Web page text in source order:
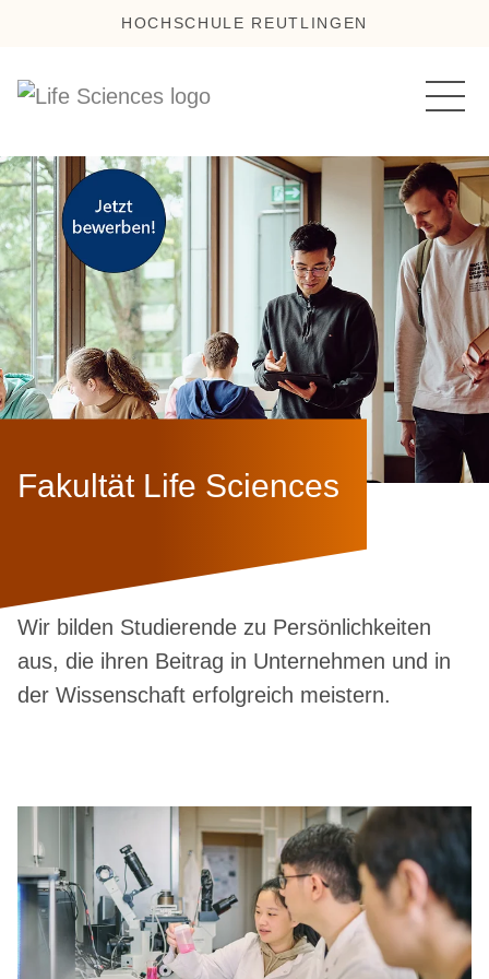
HOCHSCHULE REUTLINGEN
Fakultät Life Sciences
Wir bilden Studierende zu Persönlichkeiten
aus, die ihren Beitrag in Unternehmen und in
der Wissenschaft erfolgreich meistern.